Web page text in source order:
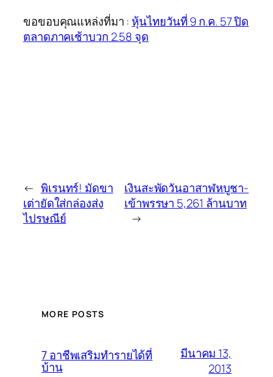
ขอขอบคุณแหล่งที่มา : หุ้นไทยวันที่ 9 ก.ค. 57 ปิด
ตลาดภาคเช้าบวก 2.58 จุด
← พิเรนทร์! มัดขา
เต่ายัดใส่กล่องส่ง
ไปรษณีย์
เงินสะพัดวันอาสาฬหบูชา-
เข้าพรรษา 5,261 ล้านบาท
→
MORE POSTS
7 อาชีพเสริมทำรายได้ที่
บ้าน
มีนาคม 13,
2013